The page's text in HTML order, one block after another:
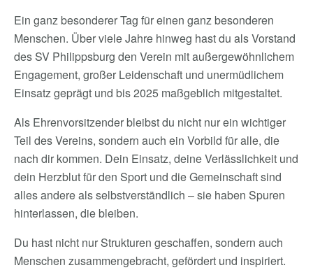
Ein ganz besonderer Tag für einen ganz besonderen
Menschen. Über viele Jahre hinweg hast du als Vorstand
des SV Philippsburg den Verein mit außergewöhnlichem
Engagement, großer Leidenschaft und unermüdlichem
Einsatz geprägt und bis 2025 maßgeblich mitgestaltet.
Als Ehrenvorsitzender bleibst du nicht nur ein wichtiger
Teil des Vereins, sondern auch ein Vorbild für alle, die
nach dir kommen. Dein Einsatz, deine Verlässlichkeit und
dein Herzblut für den Sport und die Gemeinschaft sind
alles andere als selbstverständlich – sie haben Spuren
hinterlassen, die bleiben.
Du hast nicht nur Strukturen geschaffen, sondern auch
Menschen zusammengebracht, gefördert und inspiriert.